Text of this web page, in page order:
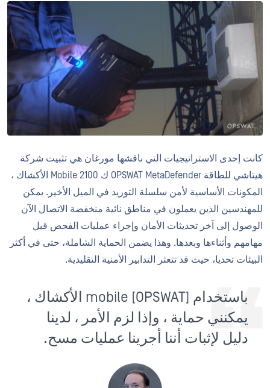
كانت إحدى الاستراتيجيات التي ناقشها مورغان هي تثبيت شركة
هيتاشي للطاقة OPSWAT MetaDefender ك 2100 Mobile الأكشاك ،
المكونات الأساسية لأمن سلسلة التوريد في الميل الأخير. يمكن
للمهندسين الذين يعملون في مناطق نائية منخفضة الاتصال الآن
الوصول إلى آخر تحديثات الأمان وإجراء عمليات الفحص قبل
مهامهم وأثناءها وبعدها. وهذا يضمن الحماية الشاملة، حتى في أكثر
البيئات تحديا، حيث قد تتعثر التدابير الأمنية التقليدية.
باستخدام [OPSWAT] mobile الأكشاك ،
يمكنني حماية ، وإذا لزم الأمر ، لدينا
دليل لإثبات أننا أجرينا عمليات مسح.